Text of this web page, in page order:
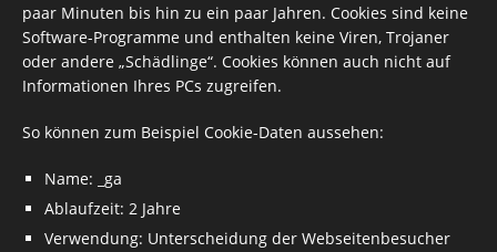
paar Minuten bis hin zu ein paar Jahren. Cookies sind keine
Software-Programme und enthalten keine Viren, Trojaner
oder andere „Schädlinge“. Cookies können auch nicht auf
Informationen Ihres PCs zugreifen.
So können zum Beispiel Cookie-Daten aussehen:
Name: _ga
Ablaufzeit: 2 Jahre
Verwendung: Unterscheidung der Webseitenbesucher